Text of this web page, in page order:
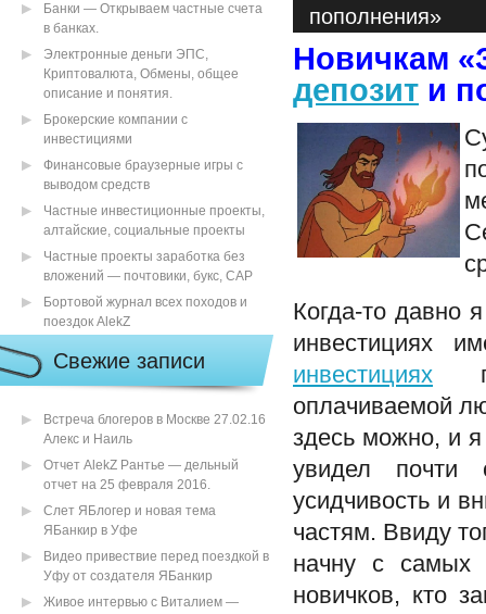
Банки — Открываем частные счета
в банках.
Электронные деньги ЭПС,
Криптовалюта, Обмены, общее
описание и понятия.
Брокерские компании с
инвестициями
Финансовые браузерные игры с
выводом средств
Частные инвестиционные проекты,
алтайские, социальные проекты
Частные проекты заработка без
вложений — почтовики, букс, САР
Бортовой журнал всех походов и
поездок AlekZ
Свежие записи
Встреча блогеров в Москве 27.02.16
Алекс и Наиль
Отчет AlekZ Рантье — дельный
отчет на 25 февраля 2016.
Слет ЯБлогер и новая тема
ЯБанкир в Уфе
Видео привествие перед поездкой в
Уфу от создателя ЯБанкир
Живое интервью с Виталием —
пополнения»
Новичкам
депозит и
Когда-то давно
инвестициях
инвестициях
оплачиваемой
здесь можно, и я
увидел почти
усидчивость и
частям. Ввиду
начну с самых
новичков, кто